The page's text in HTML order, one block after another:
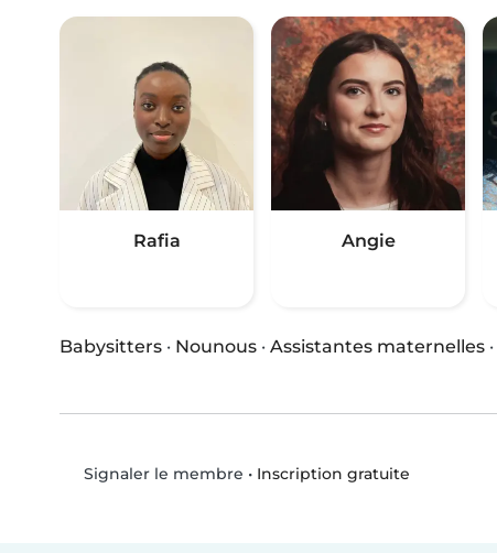
Rafia Angie
Babysitters · Nounous · Assistantes maternelles ·
Signaler le membre • Inscription gratuite